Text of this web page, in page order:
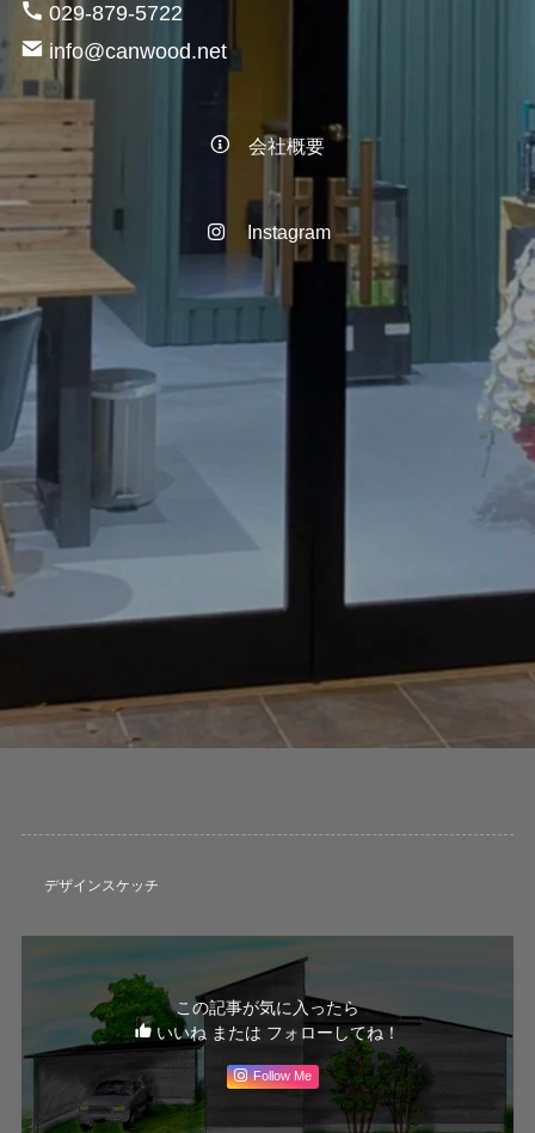
029-879-5722
info@canwood.net
会社概要
Instagram
デザインスケッチ
この記事が気に入ったら
いいね または フォローしてね！
Follow Me